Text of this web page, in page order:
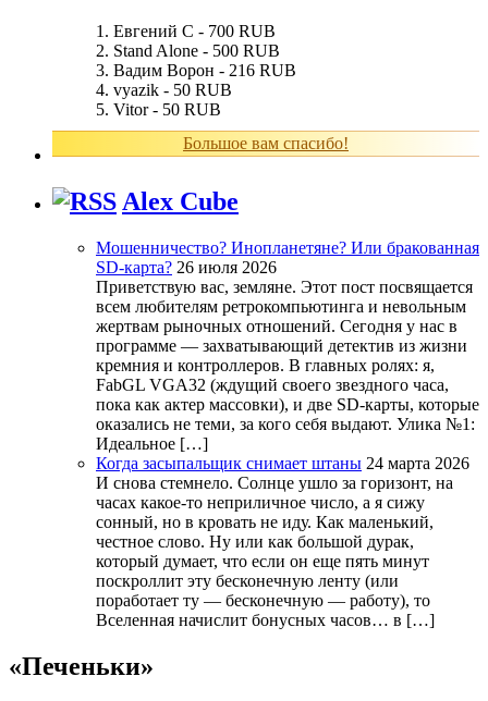
Евгений С - 700 RUB
Stand Alone - 500 RUB
Вадим Ворон - 216 RUB
vyazik - 50 RUB
Vitor - 50 RUB
Большое вам спасибо!
Alex Cube
Мошенничество? Инопланетяне? Или бракованная
SD-карта? 26 июля 2026
Приветствую вас, земляне. Этот пост посвящается
всем любителям ретрокомпьютинга и невольным
жертвам рыночных отношений. Сегодня у нас в
программе — захватывающий детектив из жизни
кремния и контроллеров. В главных ролях: я,
FabGL VGA32 (ждущий своего звездного часа,
пока как актер массовки), и две SD-карты, которые
оказались не теми, за кого себя выдают. Улика №1:
Идеальное […]
Когда засыпальщик снимает штаны 24 марта 2026
И снова стемнело. Солнце ушло за горизонт, на
часах какое-то неприличное число, а я сижу
сонный, но в кровать не иду. Как маленький,
честное слово. Ну или как большой дурак,
который думает, что если он еще пять минут
поскроллит эту бесконечную ленту (или
поработает ту — бесконечную — работу), то
Вселенная начислит бонусных часов… в […]
«Печеньки»